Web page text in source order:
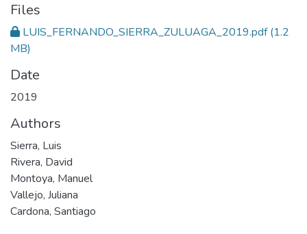
Files
LUIS_FERNANDO_SIERRA_ZULUAGA_2019.pdf(1.2
MB)
Date
2019
Authors
Sierra, Luis
Rivera, David
Montoya, Manuel
Vallejo, Juliana
Cardona, Santiago